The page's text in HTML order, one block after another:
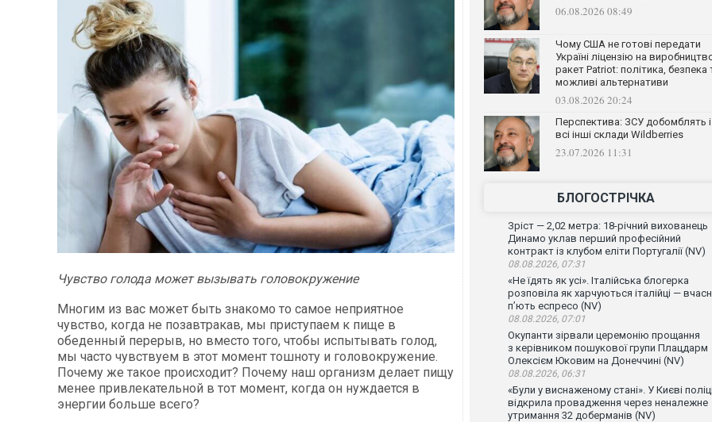
Чувство голода может вызывать головокружение
Многим из вас может быть знакомо то самое неприятное
чувство, когда не позавтракав, мы приступаем к пище в
обеденный перерыв, но вместо того, чтобы испытывать голод,
мы часто чувствуем в этот момент тошноту и головокружение.
Почему же такое происходит? Почему наш организм делает пищу
менее привлекательной в тот момент, когда он нуждается в
энергии больше всего?
06.08.2026 08:49
Чому США не готові передати
Україні ліцензію на
ракет Patriot: політика, безпека
можливі альтернативи
03.08.2026 20:24
Перспектива: ЗСУ добомблять і
всі інші склади Wildberries
23.07.2026 11:31
БЛОГОСТРІЧКА
Зріст — 2,02 метра: 18-річний вихованець
Динамо уклав перший професійний
контракт із клубом еліти Португалії (NV)
08.08.2026, 07:31
«Не їдять як усі». Італійська блогерка
розповіла як харчуються італійці —
п’ють еспресо (NV)
08.08.2026, 07:01
Окупанти зірвали церемонію прощання
з керівником пошукової групи Плацдарм
Олексієм Юковим на Донеччині (NV)
08.08.2026, 06:31
«Були у виснаженому стані». У Києві
відкрила провадження через неналежне
утримання 32 доберманів (NV)